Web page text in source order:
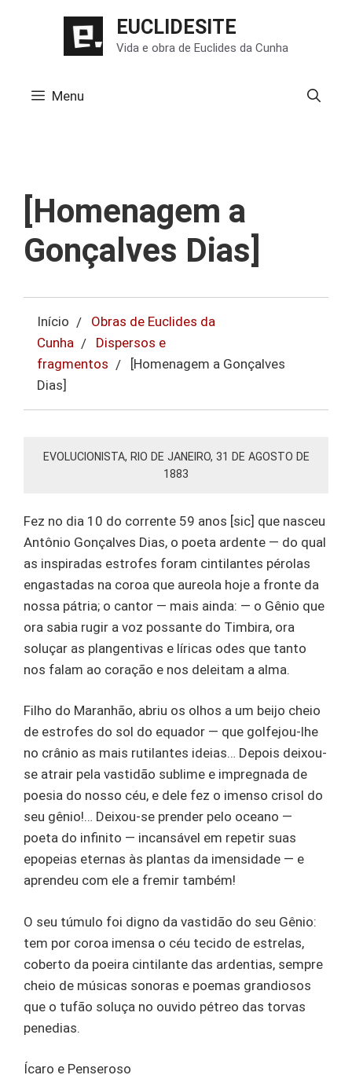
EUCLIDESITE
Vida e obra de Euclides da Cunha
Menu
[Homenagem a
Gonçalves Dias]
Início
Obras de Euclides da
Cunha
Dispersos e
fragmentos
[Homenagem a Gonçalves
Dias]
EVOLUCIONISTA, RIO DE JANEIRO, 31 DE AGOSTO DE
1883
Fez no dia 10 do corrente 59 anos [sic] que nasceu
Antônio Gonçalves Dias, o poeta ardente — do qual
as inspiradas estrofes foram cintilantes pérolas
engastadas na coroa que aureola hoje a fronte da
nossa pátria; o cantor — mais ainda: — o Gênio que
ora sabia rugir a voz possante do Timbira, ora
soluçar as plangentivas e líricas odes que tanto
nos falam ao coração e nos deleitam a alma.
Filho do Maranhão, abriu os olhos a um beijo cheio
de estrofes do sol do equador — que golfejou-lhe
no crânio as mais rutilantes ideias… Depois deixou-
se atrair pela vastidão sublime e impregnada de
poesia do nosso céu, e dele fez o imenso crisol do
seu gênio!… Deixou-se prender pelo oceano —
poeta do infinito — incansável em repetir suas
epopeias eternas às plantas da imensidade — e
aprendeu com ele a fremir também!
O seu túmulo foi digno da vastidão do seu Gênio:
tem por coroa imensa o céu tecido de estrelas,
coberto da poeira cintilante das ardentias, sempre
cheio de músicas sonoras e poemas grandiosos
que o tufão soluça no ouvido pétreo das torvas
penedias.
Ícaro e Penseroso